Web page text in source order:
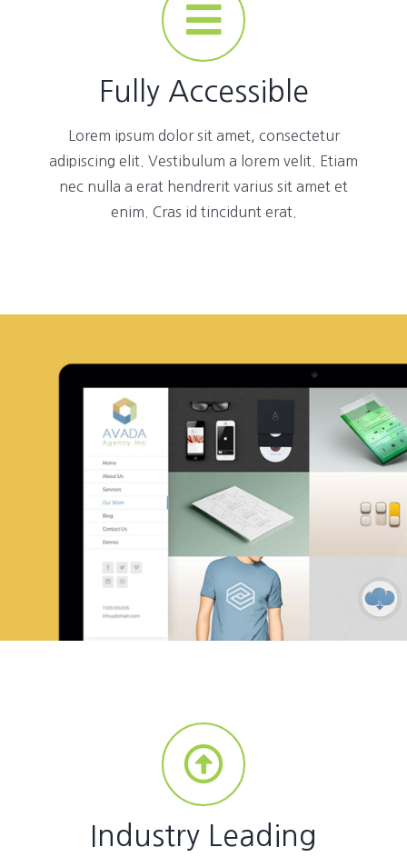
Fully Accessible
Lorem ipsum dolor sit amet, consectetur
adipiscing elit. Vestibulum a lorem velit. Etiam
nec nulla a erat hendrerit varius sit amet et
enim. Cras id tincidunt erat.
Industry Leading